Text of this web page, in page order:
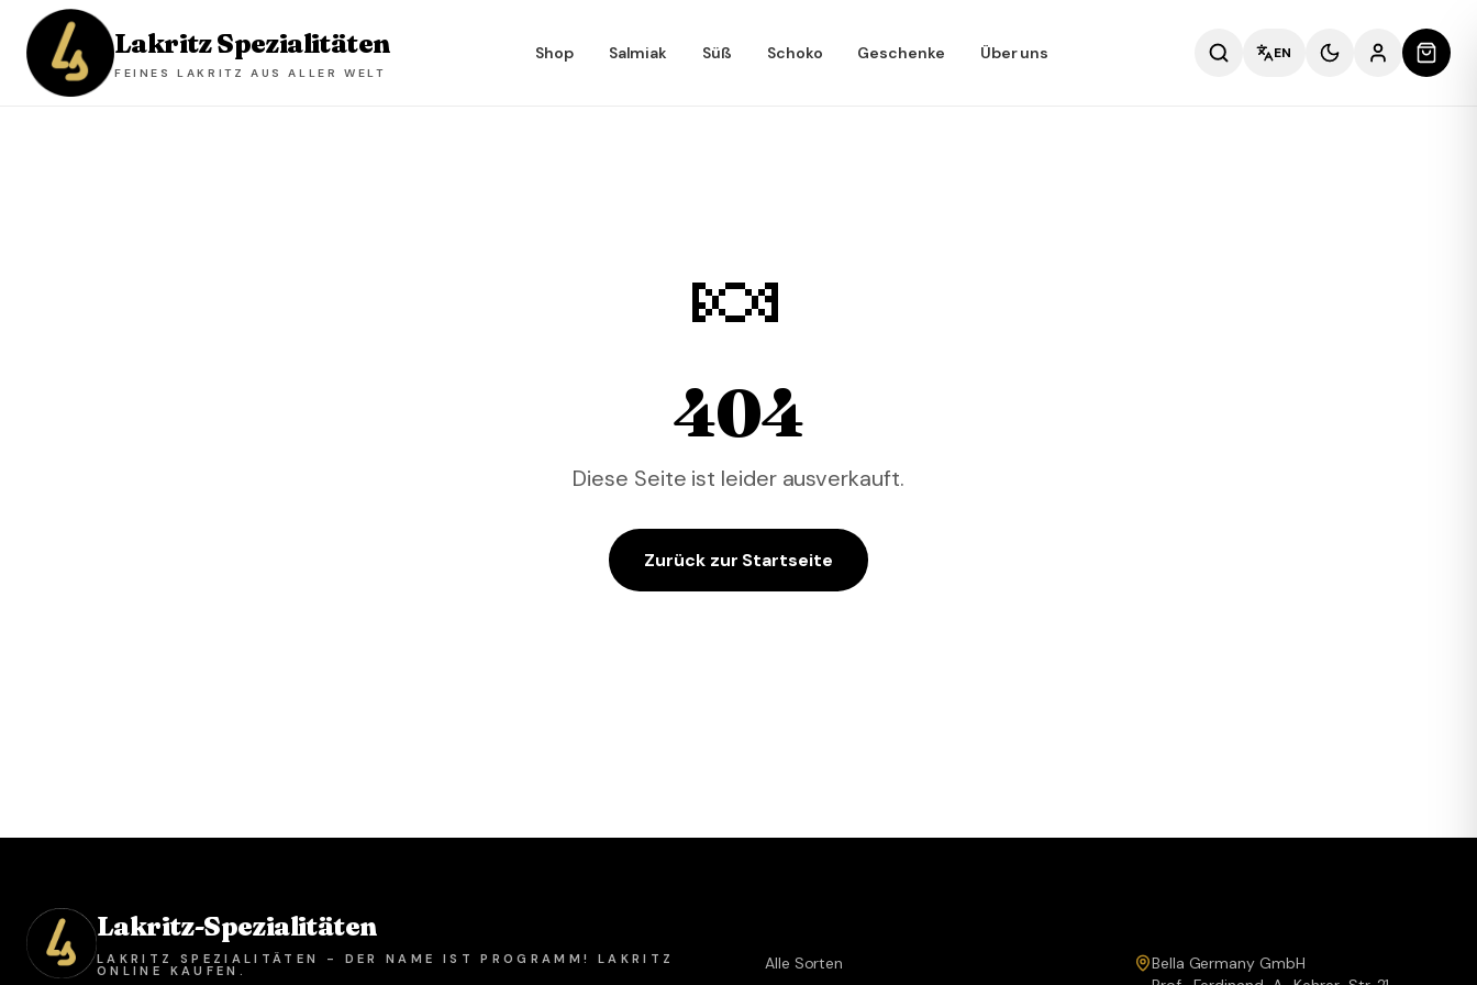
Lakritz Spezialitäten
FEINES LAKRITZ AUS ALLER WELT
Shop Salmiak Süß Schoko Geschenke Über uns EN
🍬
404
Diese Seite ist leider ausverkauft.
Zurück zur Startseite
Lakritz-Spezialitäten
LAKRITZ SPEZIALITÄTEN - DER NAME IST PROGRAMM! LAKRITZ
ONLINE KAUFEN. Alle Sorten
Bella Germany GmbH